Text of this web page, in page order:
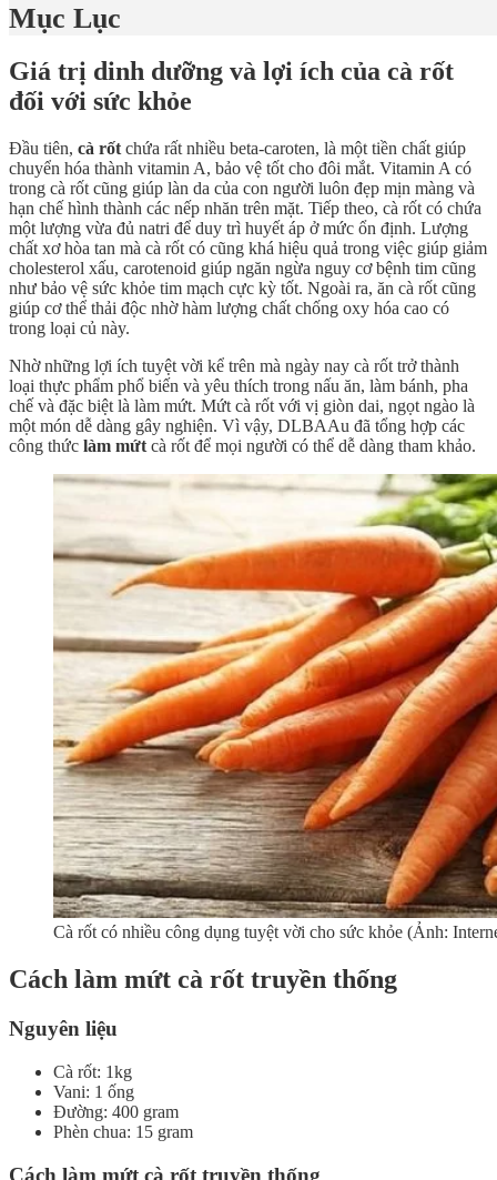
Mục Lục
Giá trị dinh dưỡng và lợi ích của cà rốt
đối với sức khỏe
Đầu tiên, cà rốt chứa rất nhiều beta-caroten, là một tiền chất giúp
chuyển hóa thành vitamin A, bảo vệ tốt cho đôi mắt. Vitamin A có
trong cà rốt cũng giúp làn da của con người luôn đẹp mịn màng và
hạn chế hình thành các nếp nhăn trên mặt. Tiếp theo, cà rốt có chứa
một lượng vừa đủ natri để duy trì huyết áp ở mức ổn định. Lượng
chất xơ hòa tan mà cà rốt có cũng khá hiệu quả trong việc giúp giảm
cholesterol xấu, carotenoid giúp ngăn ngừa nguy cơ bệnh tim cũng
như bảo vệ sức khỏe tim mạch cực kỳ tốt. Ngoài ra, ăn cà rốt cũng
giúp cơ thể thải độc nhờ hàm lượng chất chống oxy hóa cao có
trong loại củ này.
Nhờ những lợi ích tuyệt vời kể trên mà ngày nay cà rốt trở thành
loại thực phẩm phổ biến và yêu thích trong nấu ăn, làm bánh, pha
chế và đặc biệt là làm mứt. Mứt cà rốt với vị giòn dai, ngọt ngào là
một món dễ dàng gây nghiện. Vì vậy, DLBAAu đã tổng hợp các
công thức làm mứt cà rốt để mọi người có thể dễ dàng tham khảo.
Cà rốt có nhiều công dụng tuyệt vời cho sức khỏe (Ảnh:
Cách làm mứt cà rốt truyền thống
Nguyên liệu
Cà rốt: 1kg
Vani: 1 ống
Đường: 400 gram
Phèn chua: 15 gram
Cách làm mứt cà rốt truyền thống